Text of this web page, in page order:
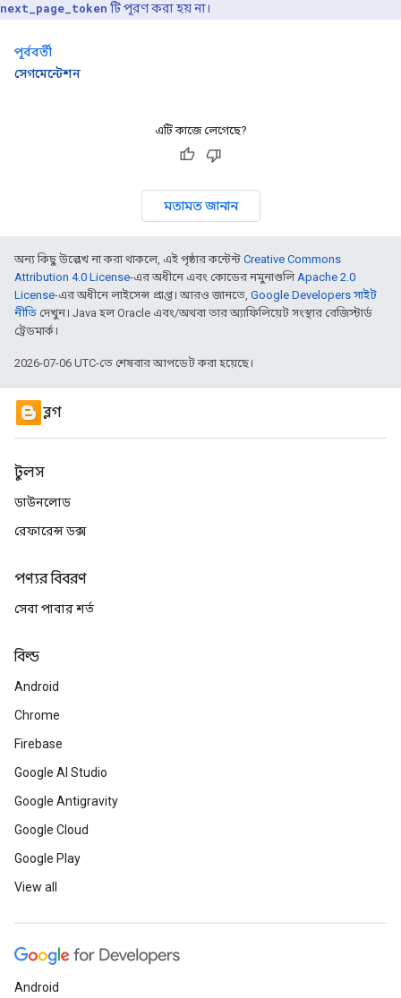
next_page_token টি পূরণ করা হয় না।
পূর্ববর্তী
সেগমেন্টেশন
এটি কাজে লেগেছে?
মতামত জানান
অন্য কিছু উল্লেখ না করা থাকলে, এই পৃষ্ঠার কন্টেন্ট Creative Commons
Attribution 4.0 License-এর অধীনে এবং কোডের নমুনাগুলিApache 2.0
License-এর অধীনে লাইসেন্স প্রাপ্ত। আরও জানতে, Google Developers সাইট
নীতি দেখুন। Java হল Oracle এবং/অথবা তার অ্যাফিলিয়েট সংস্থার রেজিস্টার্ড
ট্রেডমার্ক।
2026-07-06 UTC-তে শেষবার আপডেট করা হয়েছে।
ব্লগ
টুলস
ডাউনলোড
রেফারেন্স ডক্স
পণ্যর বিবরণ
সেবা পাবার শর্ত
বিল্ড
Android
Chrome
Firebase
Google AI Studio
Google Antigravity
Google Cloud
Google Play
View all
Android